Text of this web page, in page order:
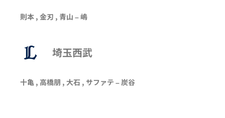
則本 , 金刃 , 青山 – 嶋
埼玉西武
十亀 , 高橋朋 , 大石 , サファテ – 炭谷